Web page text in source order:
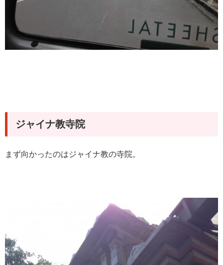
ジャイナ教寺院
まず向かったのはジャイナ教の寺院。